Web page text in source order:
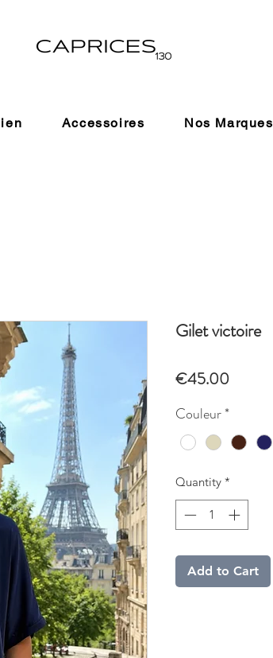
Accessoires Nos Marques
Gilet victoire
€45.00Price
Couleur*
Quantity *
Add to Cart